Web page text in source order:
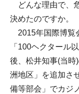
どんな理由で、
決めたのですか。
2015年国際博覧
「100ヘクタール
後、松井知事(当時
洲地区」を追加さ
備等部会」でカジ